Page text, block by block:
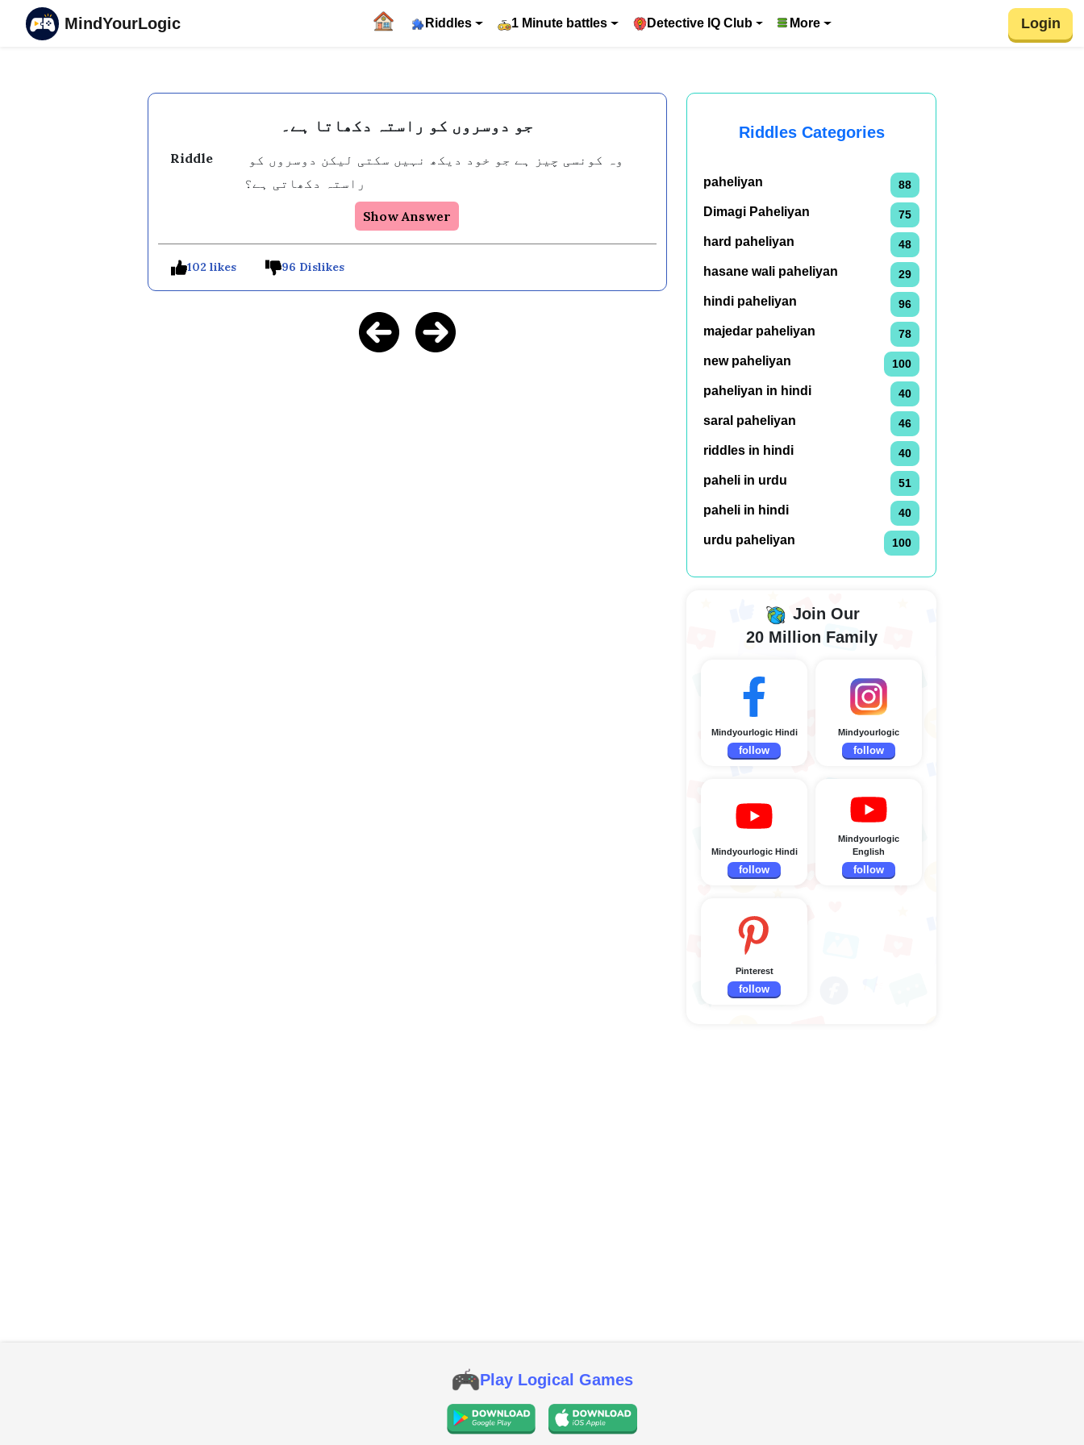
MindYourLogic Riddles 1 Minute battles Detective IQ Club More Login
جو دوسروں کو راستہ دکھاتا ہے۔
Riddle
راستہ دکھاتی ہے؟
Show Answer
102 likes 96 Dislikes
Riddles Categories
paheliyan 88
Dimagi Paheliyan 75
hard paheliyan 48
hasane wali paheliyan 29
hindi paheliyan 96
majedar paheliyan 78
new paheliyan 100
paheliyan in hindi 40
saral paheliyan 46
riddles in hindi 40
paheli in urdu 51
paheli in hindi 40
urdu paheliyan 100
Join Our
20 Million Family
Mindyourlogic Hindi
follow
Mindyourlogic
follow
Mindyourlogic Hindi
follow
Mindyourlogic
English
follow
Pinterest
follow
Play Logical Games